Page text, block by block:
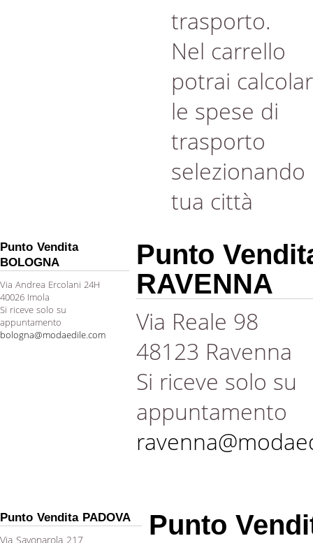
trasporto.
Nel carrello
potrai
le spese di
trasporto
selezionando
tua città
Punto Vendita
BOLOGNA
Via Andrea Ercolani 24H
40026 Imola
Si riceve solo su
appuntamento
bologna@modaedile.com
Punto
RAVENNA
Via Reale 98
48123 Ravenna
Si riceve solo su
appuntamento
Punto Vendita PADOVA
Via Savonarola 217
Punto